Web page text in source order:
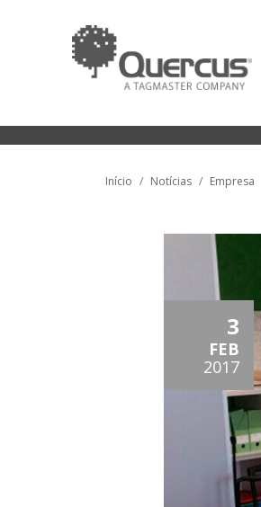
Início Notícias Empresa
3
FEB
2017